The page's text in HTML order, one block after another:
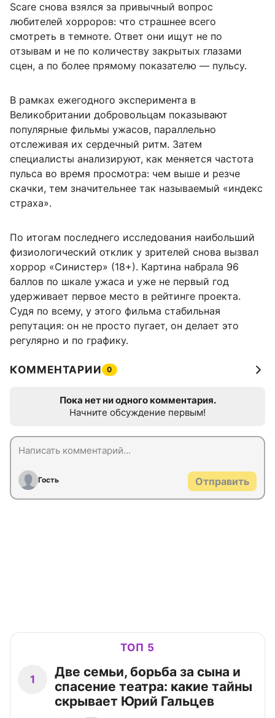
Scare снова взялся за привычный вопрос
любителей хорроров: что страшнее всего
смотреть в темноте. Ответ они ищут не по
отзывам и не по количеству закрытых глазами
сцен, а по более прямому показателю — пульсу.
В рамках ежегодного эксперимента в
Великобритании добровольцам показывают
популярные фильмы ужасов, параллельно
отслеживая их сердечный ритм. Затем
специалисты анализируют, как меняется частота
пульса во время просмотра: чем выше и резче
скачки, тем значительнее так называемый «индекс
страха».
По итогам последнего исследования наибольший
физиологический отклик у зрителей снова вызвал
хоррор «Синистер» (18+). Картина набрала 96
баллов по шкале ужаса и уже не первый год
удерживает первое место в рейтинге проекта.
Судя по всему, у этого фильма стабильная
репутация: он не просто пугает, он делает это
регулярно и по графику.
КОММЕНТАРИИ 0
Пока нет ни одного комментария.
Начните обсуждение первым!
Гость Отправить
ТОП 5
1
Две семьи, борьба за сына и
спасение театра: какие тайны
скрывает Юрий Гальцев